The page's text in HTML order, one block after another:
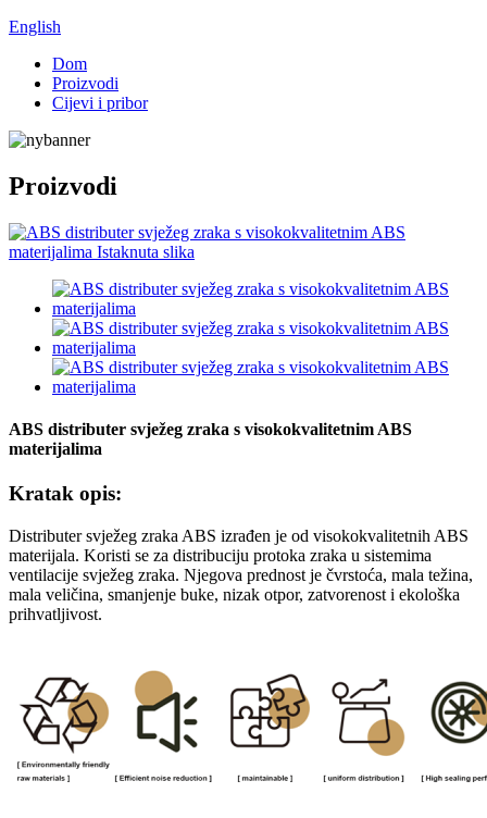
English
Dom
Proizvodi
Cijevi i pribor
Proizvodi
ABS distributer svježeg zraka s visokokvalitetnim ABS
materijalima
Kratak opis:
Distributer svježeg zraka ABS izrađen je od visokokvalitetnih ABS
materijala. Koristi se za distribuciju protoka zraka u sistemima
ventilacije svježeg zraka. Njegova prednost je čvrstoća, mala težina,
mala veličina, smanjenje buke, nizak otpor, zatvorenost i ekološka
prihvatljivost.